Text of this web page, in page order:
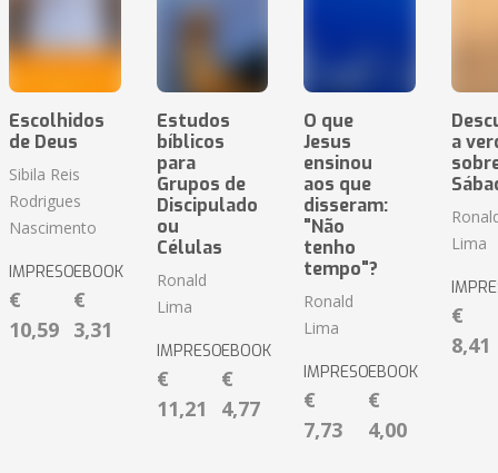
Escolhidos
de Deus
Sibila Reis
Rodrigues
Nascimento
IMPRESO
€
10,59
EBOOK
€
3,31
Estudos
bíblicos
para
Grupos de
Discipulado
ou
Células
Ronald
Lima
IMPRESO
€
11,21
EBOOK
€
4,77
O que
Jesus
ensinou
aos que
disseram:
"Não
tenho
tempo"?
Ronald
Lima
IMPRESO
€
7,73
EBOOK
€
4,00
a
Lima
€
8,41